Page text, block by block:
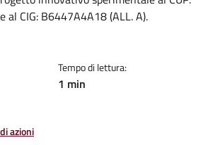
CIG: B6447A4A18 (ALL. A).
Tempo di lettura:
1 min
azioni